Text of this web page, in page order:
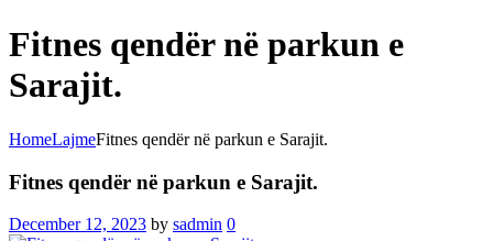
Fitnes qendër në parkun e
Sarajit.
HomeLajmeFitnes qendër në parkun e Sarajit.
Fitnes qendër në parkun e Sarajit.
December 12, 2023 by sadmin 0